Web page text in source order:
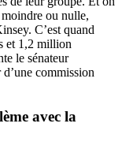
ou nulle,
C’est quand
et 1,2 million
le sénateur
commission
avec la